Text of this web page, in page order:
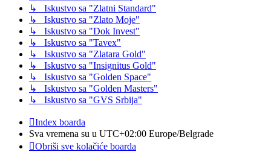
↳ Iskustvo sa "Zlatni Standard"
↳ Iskustvo sa "Zlato Moje"
↳ Iskustvo sa "Dok Invest"
↳ Iskustvo sa "Tavex"
↳ Iskustvo sa "Zlatara Gold"
↳ Iskustvo sa "Insignitus Gold"
↳ Iskustvo sa "Golden Space"
↳ Iskustvo sa "Golden Masters"
↳ Iskustvo sa "GVS Srbija"
Index boarda
Sva vremena su u UTC+02:00 Europe/Belgrade
Obriši sve kolačiće boarda